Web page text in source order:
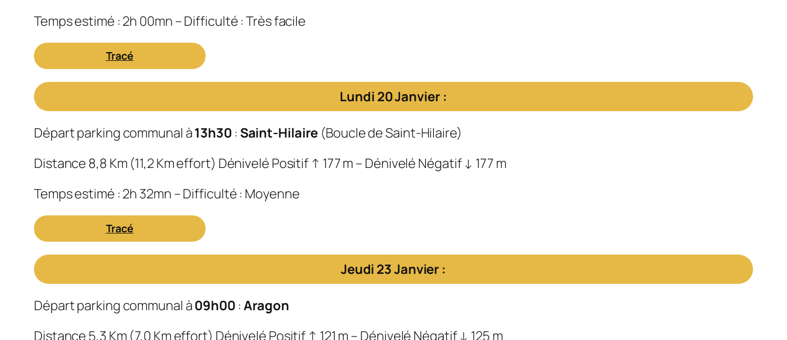
Temps estimé : 2h 00mn – Difficulté : Très facile
Tracé
Lundi 20 Janvier :
Départ parking communal à13h30 : Saint-Hilaire (Boucle de Saint-Hilaire)
Distance 8,8 Km (11,2 Km effort) Dénivelé Positif ↑ 177 m – Dénivelé Négatif ↓ 177 m
Temps estimé : 2h 32mn – Difficulté : Moyenne
Tracé
Jeudi 23 Janvier :
Départ parking communal à09h00 : Aragon
Distance 5,3 Km (7,0 Km effort) Dénivelé Positif ↑ 121 m – Dénivelé Négatif ↓ 125 m